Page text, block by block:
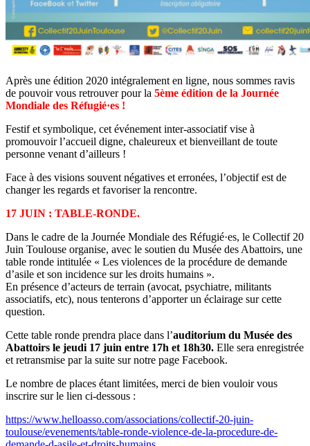
Après une édition 2020 intégralement en ligne, nous sommes ravis
de pouvoir vous retrouver pour la 5ème édition de la Journée
Mondiale des Réfugié·es !
Festif et symbolique, cet événement inter-associatif vise à
promouvoir l’accueil digne, chaleureux et bienveillant de toute
personne venant d’ailleurs !
Face à des visions souvent négatives et erronées, l’objectif est de
changer les regards et favoriser la rencontre.
17 JUIN : TABLE-RONDE.
Dans le cadre de la Journée Mondiale des Réfugié·es, le Collectif 20
Juin Toulouse organise, avec le soutien du Musée des Abattoirs, une
table ronde intitulée « Les violences de la procédure de demande
d’asile et son incidence sur les droits humains ».
En présence d’acteurs de terrain (avocat, psychiatre, militants
associatifs, etc), nous tenterons d’apporter un éclairage sur cette
question.
Cette table ronde prendra place dans l’auditorium du Musée des
Abattoirs le jeudi 17 juin entre 17h et 18h30. Elle sera enregistrée
et retransmise par la suite sur notre page Facebook.
Le nombre de places étant limitées, merci de bien vouloir vous
inscrire sur le lien ci-dessous :
https://www.helloasso.com/associations/collectif-20-juin-
toulouse/evenements/table-ronde-violence-de-la-procedure-de-